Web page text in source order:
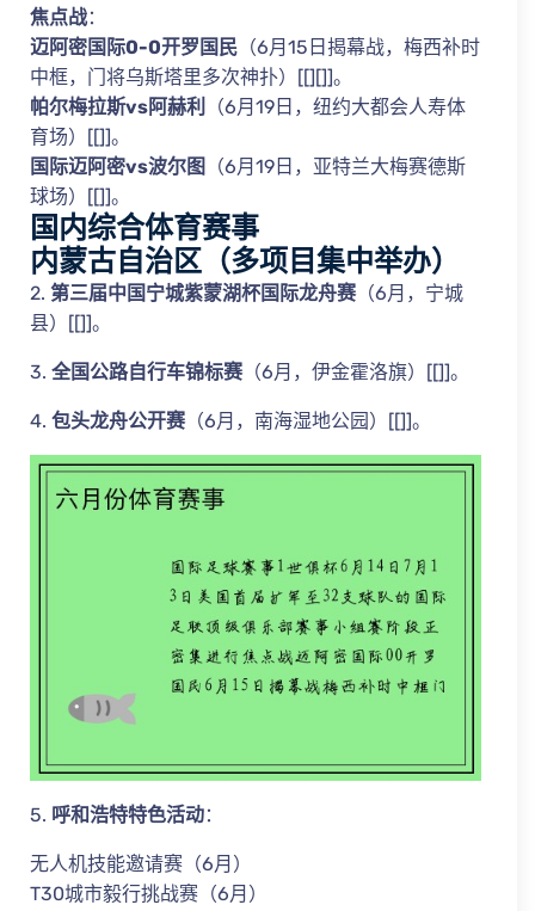
焦点战：
迈阿密国际0-0开罗国民 （6月15日揭幕战，梅西补时
中框，门将乌斯塔里多次神扑）[[][]]。
帕尔梅拉斯vs阿赫利
（6月19日，纽约大都会人寿体
育场）[[]]。
国际迈阿密vs波尔图
（6月19日，亚特兰大梅赛德斯
球场）[[]]。
国内综合体育赛事
内蒙古自治区 （多项目集中举办）
2. 第三届中国宁城紫蒙湖杯国际龙舟赛（6月，宁城
县）[[]]。
3. 全国公路自行车锦标赛（6月，伊金霍洛旗）[[]]。
4. 包头龙舟公开赛（6月，南海湿地公园）[[]]。
5. 呼和浩特特色活动：
无人机技能邀请赛（6月）
T30城市毅行挑战赛（6月）